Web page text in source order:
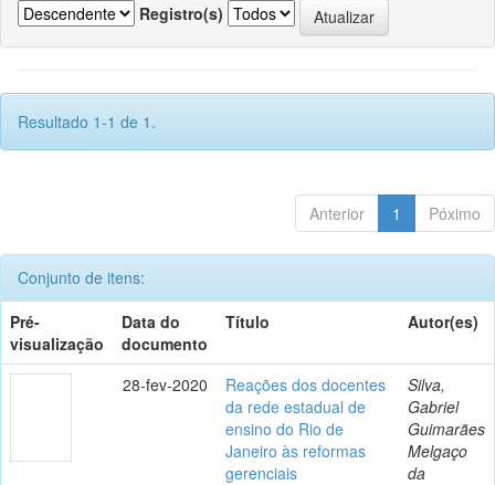
Registro(s)
Resultado 1-1 de 1.
Anterior 1 Póximo
Conjunto de itens:
Pré-
visualização
Data do
documento
Título Autor(es)
28-fev-2020
Reações dos docentes
da rede estadual de
ensino do Rio de
Janeiro às reformas
gerenciais
Silva,
Gabriel
Guimarães
Melgaço
da